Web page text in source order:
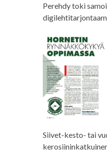
Perehdy toki
Siivet-kesto- tai